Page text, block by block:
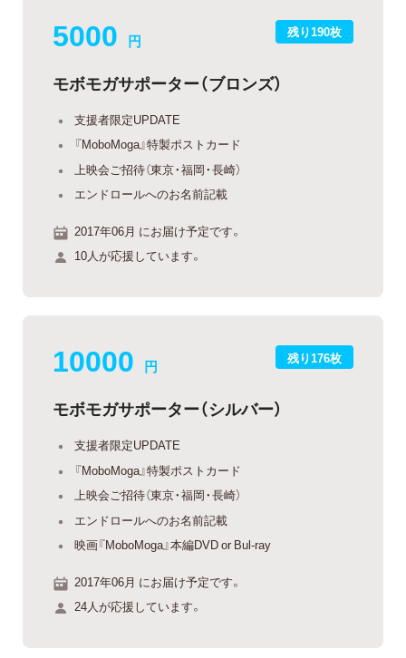
残り190枚
5000 円
モボモガサポーター（ブロンズ）
支援者限定UPDATE
『MoboMoga』特製ポストカード
上映会ご招待（東京・福岡・長崎）
エンドロールへのお名前記載
2017年06月 にお届け予定です。
10人が応援しています。
残り176枚
10000 円
モボモガサポーター（シルバー）
支援者限定UPDATE
『MoboMoga』特製ポストカード
上映会ご招待（東京・福岡・長崎）
エンドロールへのお名前記載
映画『MoboMoga』本編DVD or Bul-ray
2017年06月 にお届け予定です。
24人が応援しています。